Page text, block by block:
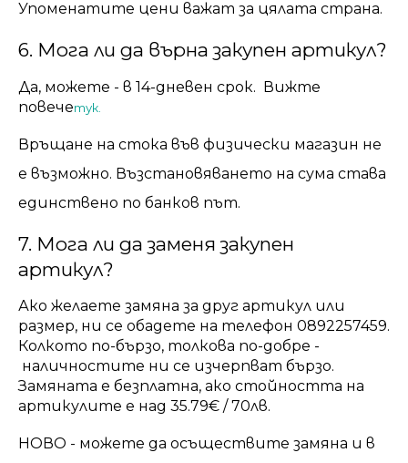
Упоменатите цени важат за цялата страна.
6. Мога ли да върна закупен артикул?
Да, можете - в 14-дневен срок. Вижте
повечетук.
Връщане на стока във физически магазин не
е възможно. Възстановяването на сума става
единствено по банков път.
7. Мога ли да заменя закупен
артикул?
Ако желаете замяна за друг артикул или
размер, ни се обадете на телефон 0892257459.
Колкото по-бързо, толкова по-добре -
наличностите ни се изчерпват бързо.
Замяната е безплатна, ако стойността на
артикулите е над 35.79€ / 70лв.
НОВО - можете да осъществите замяна и в